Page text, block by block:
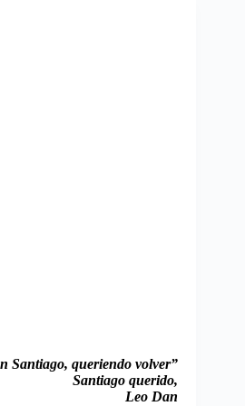
Santiago, queriendo volver”
Santiago querido,
Leo Dan